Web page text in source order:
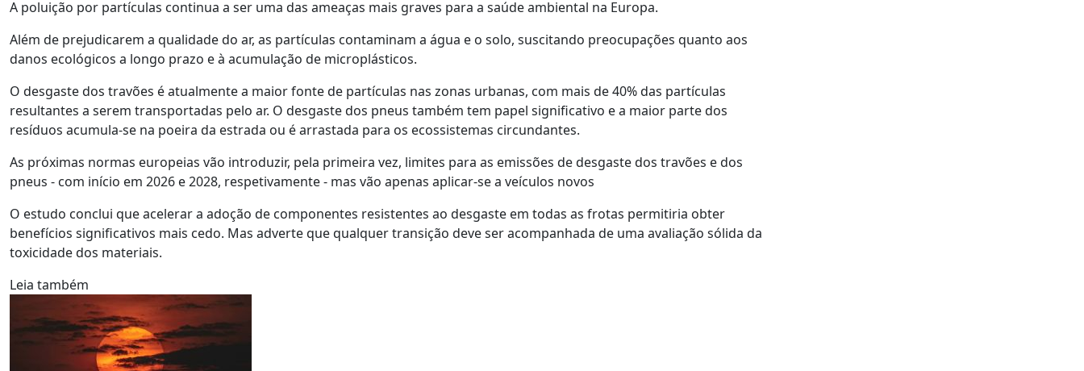
A poluição por partículas continua a ser uma das ameaças mais graves para a saúde ambiental na Europa.
Além de prejudicarem a qualidade do ar, as partículas contaminam a água e o solo, suscitando preocupações quanto aos
danos ecológicos a longo prazo e à acumulação de microplásticos.
O desgaste dos travões é atualmente a maior fonte de partículas nas zonas urbanas, com mais de 40% das partículas
resultantes a serem transportadas pelo ar. O desgaste dos pneus também tem papel significativo e a maior parte dos
resíduos acumula-se na poeira da estrada ou é arrastada para os ecossistemas circundantes.
As próximas normas europeias vão introduzir, pela primeira vez, limites para as emissões de desgaste dos travões e dos
pneus - com início em 2026 e 2028, respetivamente - mas vão apenas aplicar-se a veículos novos
O estudo conclui que acelerar a adoção de componentes resistentes ao desgaste em todas as frotas permitiria obter
benefícios significativos mais cedo. Mas adverte que qualquer transição deve ser acompanhada de uma avaliação sólida da
toxicidade dos materiais.
Leia também